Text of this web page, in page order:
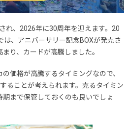
れ、2026年に30周年を迎えます。20
は、アニバーサリー記念BOXが発売さ
り、カードが高騰しました。
価格が高騰するタイミングなので、
ることが考えられます。売るタイミン
まで保管しておくのも良いでしょ